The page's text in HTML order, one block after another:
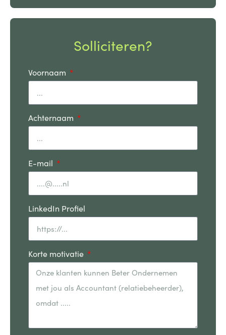
Solliciteren?
Voornaam
Achternaam
E-mail
LinkedIn Profiel
Korte motivatie